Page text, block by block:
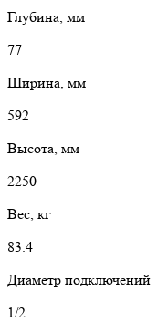
Глубина, мм
77
Ширина, мм
592
Высота, мм
2250
Вес, кг
83.4
Диаметр подключений
1/2